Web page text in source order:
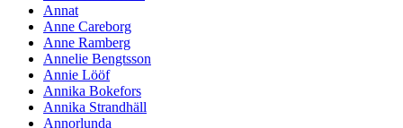
Annat
Anne Careborg
Anne Ramberg
Annelie Bengtsson
Annie Lööf
Annika Bokefors
Annika Strandhäll
Annorlunda